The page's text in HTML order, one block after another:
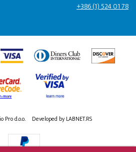
+386 (1) 524 01 78
d.o.o. Developed by LABNET.RS